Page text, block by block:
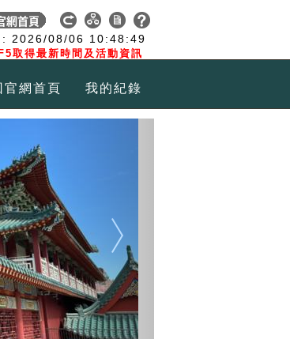
: 2026/08/06 10:48:49
取得最新時間及活動資訊
官網首頁 我的紀錄